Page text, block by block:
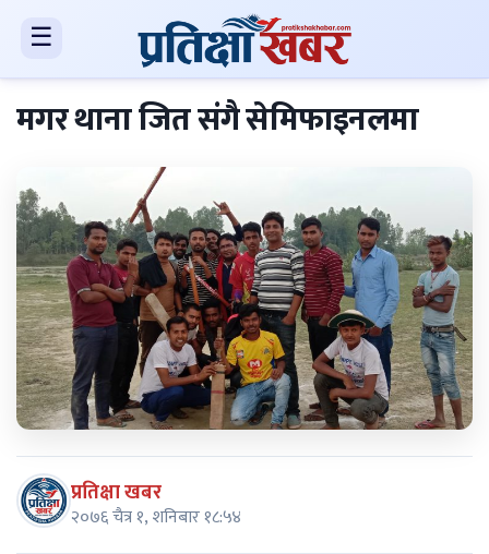
☰
मगर थाना जित संगै सेमिफाइनलमा
प्रतिक्षा खबर
२०७६ चैत्र १, शनिबार १८:५४